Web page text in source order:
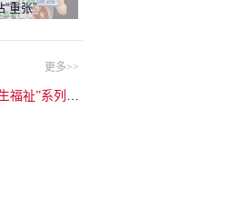
重张”
更多>>